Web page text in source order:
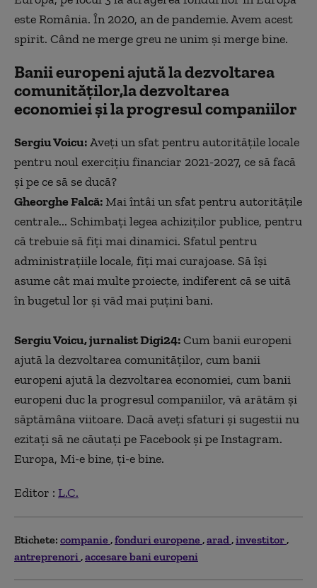
este România. În 2020, an de pandemie. Avem acest
spirit. Când ne merge greu ne unim și merge bine.
Banii europeni ajută la dezvoltarea
comunităților,la dezvoltarea
economiei și la progresul companiilor
Sergiu Voicu:Aveți un sfat pentru autoritățile locale
pentru noul exercițiu financiar 2021-2027, ce să facă
și pe ce să se ducă?
Gheorghe Falcă:Mai întâi un sfat pentru autoritățile
centrale... Schimbați legea achiziților publice, pentru
că trebuie să fiți mai dinamici. Sfatul pentru
administrațiile locale, fiți mai curajoase. Să își
asume cât mai multe proiecte, indiferent că se uită
în bugetul lor și văd mai puțini bani.
Sergiu Voicu, jurnalist Digi24:Cum banii europeni
ajută la dezvoltarea comunităților, cum banii
europeni ajută la dezvoltarea economiei, cum banii
europeni duc la progresul companiilor, vă arătăm și
săptămâna viitoare. Dacă aveți sfaturi și sugestii nu
ezitați să ne căutați pe Facebook și pe Instagram.
Europa, Mi-e bine, ți-e bine.
Editor : L.C.
Etichete: companie fonduri europene arad investitor
antreprenori accesare bani europeni